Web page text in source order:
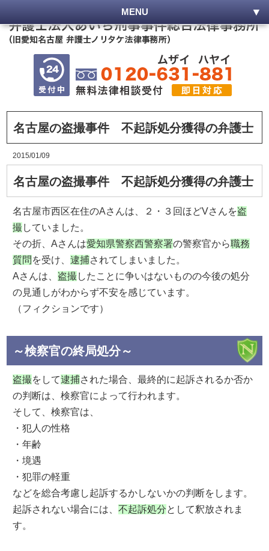
MENU
名古屋の盗撮事件 不起訴処分獲得の弁護士
2015/01/09
名古屋の盗撮事件 不起訴処分獲得の弁護士
名古屋市西区在住のAさんは、２・３回ほどVさんを盗
撮 していました。
その折、Aさんは愛知県警察西警察署の警察官から職務
質問 を受け、逮捕されてしまいました。
Aさんは、 盗撮 したことに争いはないものの今後の処分
の見通しがわからず不安を感じています。
（フィクションです）
～検察官の終局処分～
盗撮をして逮捕された場合、最終的に起訴されるか否か
の判断は、検察官によって行われます。
そして、検察官は、
・犯人の性格
・年齢
・境遇
・犯罪の軽重
などを総合考慮し起訴するかしないかの判断をします。
起訴されない場合には、不起訴処分として釈放されま
す。